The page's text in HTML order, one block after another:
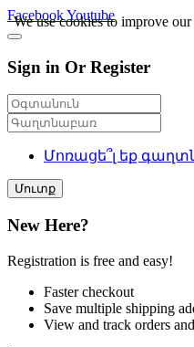
FacebookYoutube
Sign in Or Register
Մոռացե՞լ եք
Մուտք
New Here?
Registration is free and easy!
Faster checkout
Save multiple shipping
View and track orders
We use cookies to improve